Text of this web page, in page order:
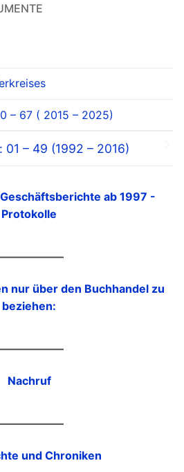
– 67 ( 2015 – 2025)
– 49 (1992 – 2016)
ab 1997 -
Protokolle
nur über den Buchhandel zu
beziehen:
Nachruf
und Chroniken